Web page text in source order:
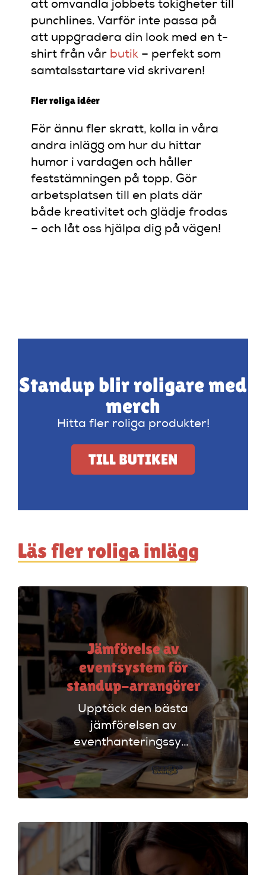
att omvandla jobbets tokigheter till
punchlines. Varför inte passa på
att uppgradera din look med en t-
shirt från vår butik – perfekt som
samtalsstartare vid skrivaren!
Fler roliga idéer
För ännu fler skratt, kolla in våra
andra inlägg om hur du hittar
humor i vardagen och håller
feststämningen på topp. Gör
arbetsplatsen till en plats där
både kreativitet och glädje frodas
– och låt oss hjälpa dig på vägen!
Standup blir roligare med
merch
Hitta fler roliga produkter!
TILL BUTIKEN
Läs fler roliga inlägg
Jämförelse av
eventsystem för
standup-arrangörer
Upptäck den bästa
jämförelsen av
eventhanteringssystem
för standup-
arrangörer. Få
insikter om
evenemangskalender
och biljettlänkar!